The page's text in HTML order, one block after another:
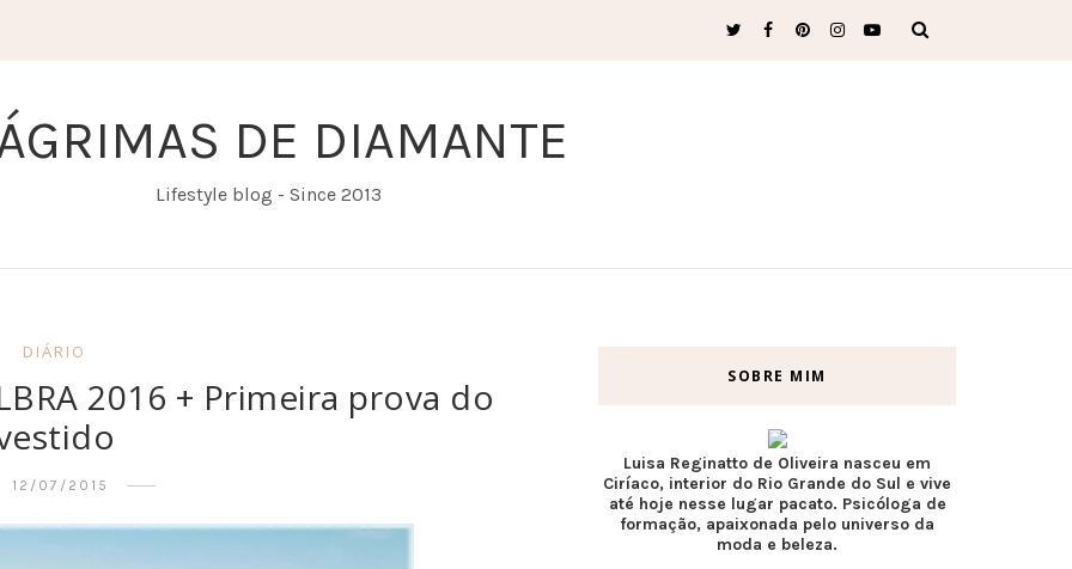
DE DIAMANTE
Lifestyle blog - Since 2013
DIÁRIO
2016 + Primeira prova do
12/07/2015
SOBRE MIM
Luisa Reginatto de Oliveira nasceu em
Ciríaco, interior do Rio Grande do Sul e vive
até hoje nesse lugar pacato. Psicóloga de
formação, apaixonada pelo universo da
moda e beleza.